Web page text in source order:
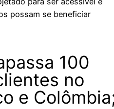
possam se beneficiar
100
no
e